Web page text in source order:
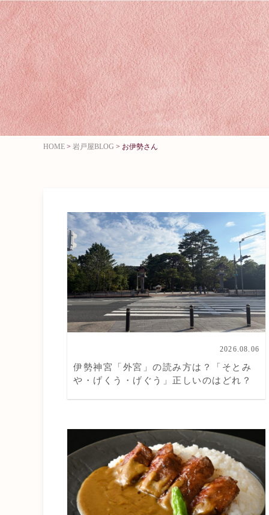
HOME > 岩戸屋BLOG > お伊勢さん
2026.08.06
伊勢神宮「外宮」の読み方は？「そとみ
や・げくう・げぐう」正しいのはどれ？